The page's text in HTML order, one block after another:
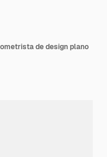
de design plano